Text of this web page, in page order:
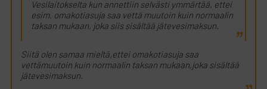
Vesilaitokselta kun annettiin selvästi ymmärtää, ettei
esim. omakotiasuja saa vettä muutoin kuin normaalin
taksan mukaan, joka siis sisältää jätevesimaksun.
Siitä olen samaa mieltä,ettei omakotiasuja saa
vettämuutoin kuin normaalin taksan mukaan,joka sisältää
jätevesimaksun.